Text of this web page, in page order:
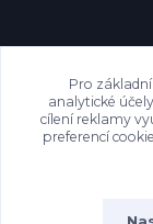
Pro
analytické
cílení reklamy
preferencí